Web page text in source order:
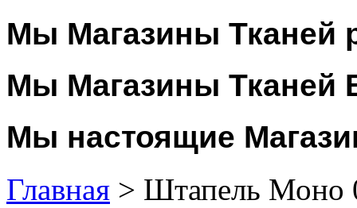
Мы Магазины Тканей
Мы Магазины Тканей
Мы настоящие
Главная > Штапель Моно